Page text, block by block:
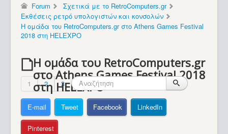
Συλλογές / Projects
Εκθέσεις - Συναντήσεις
Forum
Σχετικά με εμάς
Βοήθεια
Forum
Σχετικά με το RetroComputers.gr
Εκθέσεις ρετρό υπολογιστών και κονσολών
Η ομάδα του RetroComputers.gr στο Athens Games Festival
2018 στη HELEXPO
Η ομάδα του RetroComputers.gr
στο Athens Games Festival 2018
στη HELEXPO
1 2 3
E-mail Tweet Facebook LinkedIn
Pinterest